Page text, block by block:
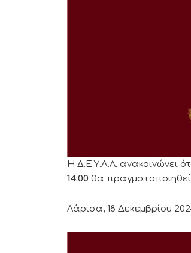
Η Δ.Ε.Υ.Α.Λ. ανακοινώνει
14:00 θα
Λάρισα, 18 Δεκεμβρίου